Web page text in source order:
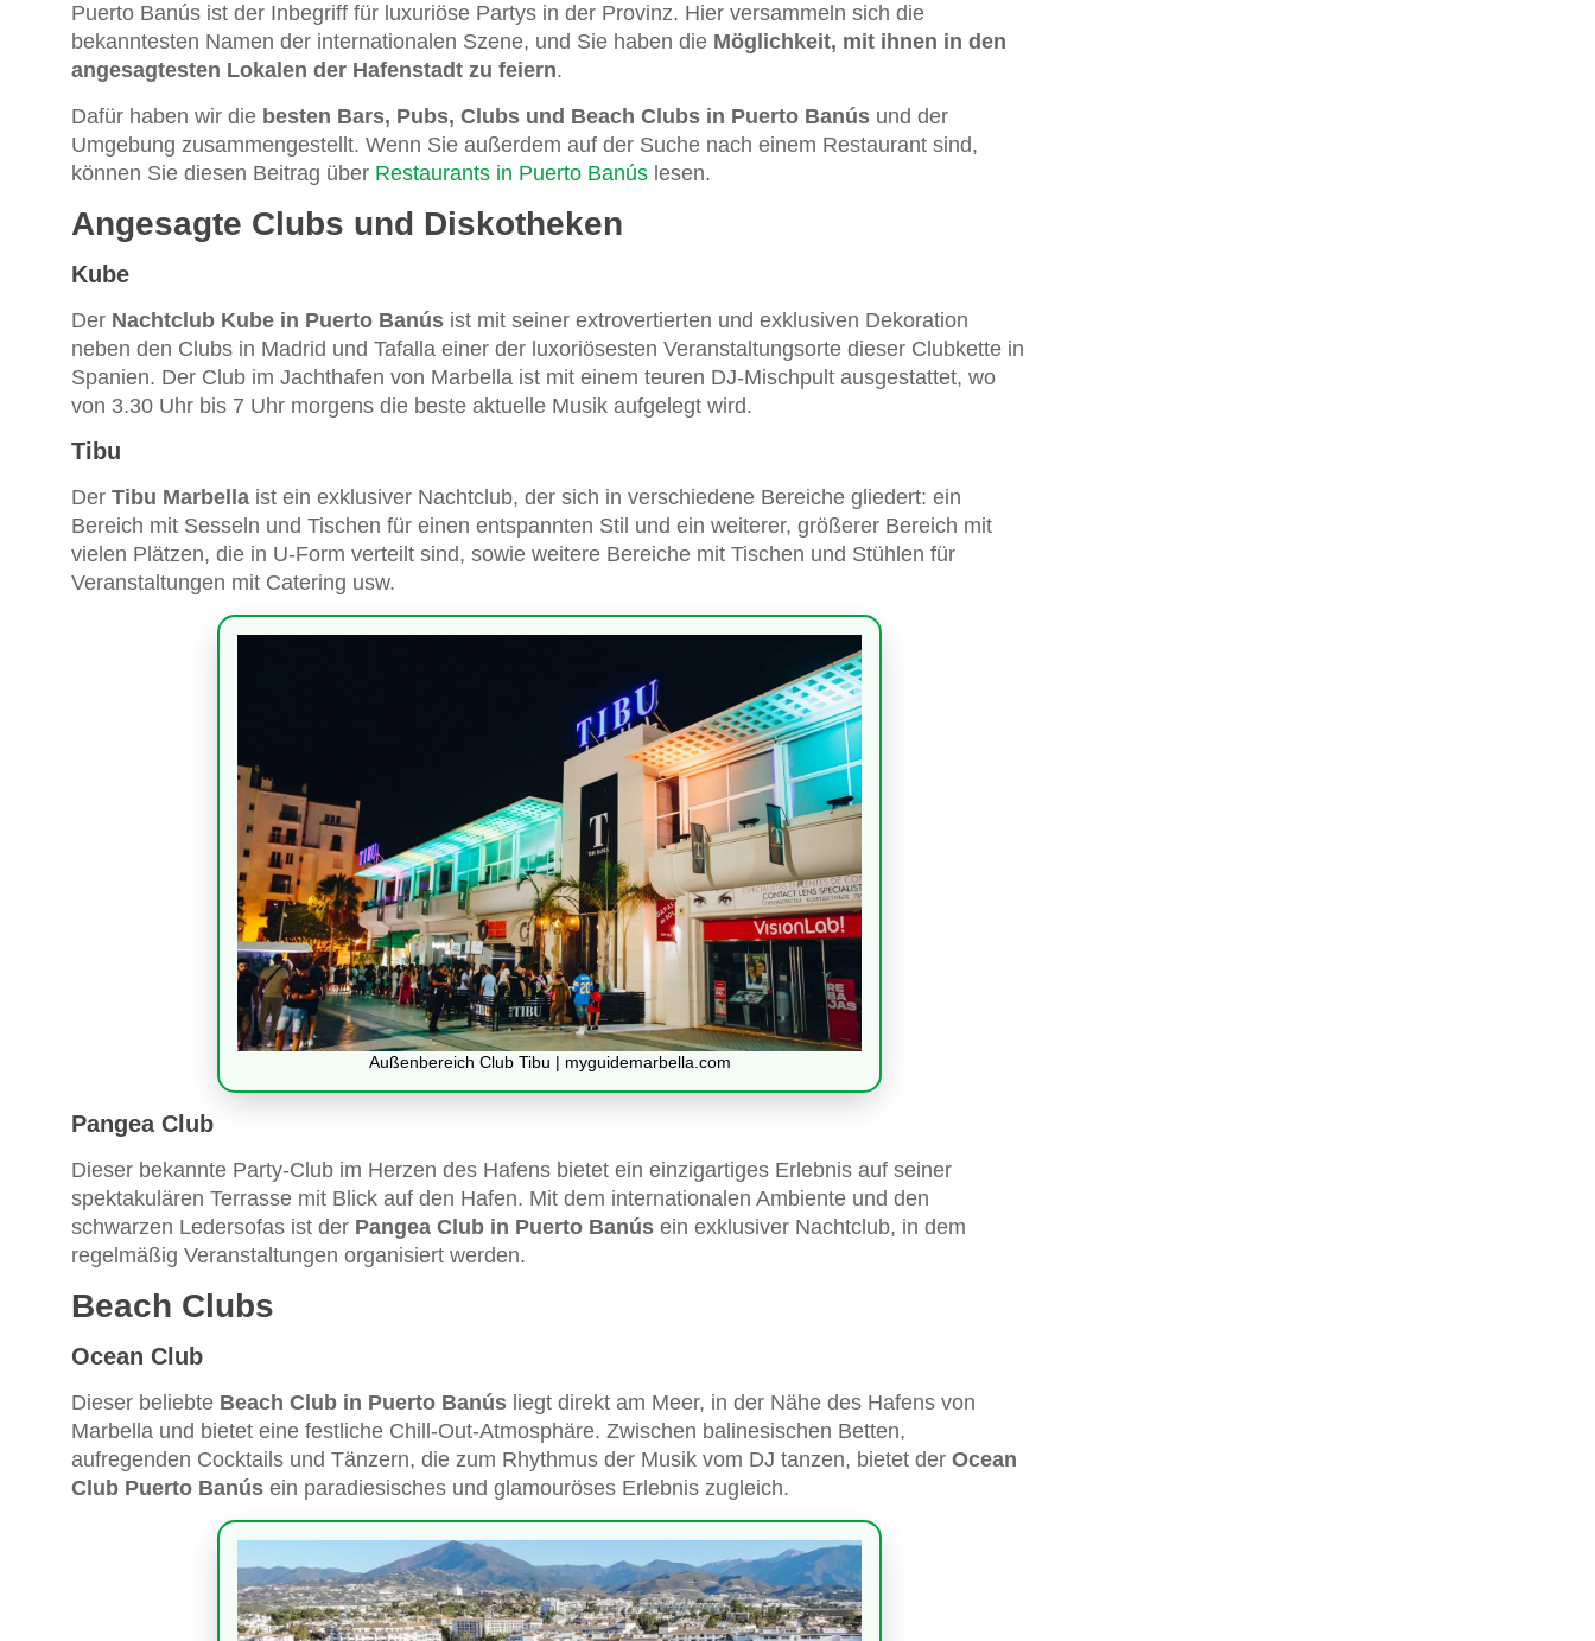
Puerto Banús ist der Inbegriff für luxuriöse Partys in der Provinz. Hier versammeln sich die
bekanntesten Namen der internationalen Szene, und Sie haben die Möglichkeit, mit ihnen in den
angesagtesten Lokalen der Hafenstadt zu feiern.
Dafür haben wir die besten Bars, Pubs, Clubs und Beach Clubs in Puerto Banús und der
Umgebung zusammengestellt. Wenn Sie außerdem auf der Suche nach einem Restaurant sind,
können Sie diesen Beitrag über Restaurants in Puerto Banús lesen.
Angesagte Clubs und Diskotheken
Kube
Der Nachtclub Kube in Puerto Banús ist mit seiner extrovertierten und exklusiven Dekoration
neben den Clubs in Madrid und Tafalla einer der luxoriösesten Veranstaltungsorte dieser Clubkette in
Spanien. Der Club im Jachthafen von Marbella ist mit einem teuren DJ-Mischpult ausgestattet, wo
von 3.30 Uhr bis 7 Uhr morgens die beste aktuelle Musik aufgelegt wird.
Tibu
Der Tibu Marbella ist ein exklusiver Nachtclub, der sich in verschiedene Bereiche gliedert: ein
Bereich mit Sesseln und Tischen für einen entspannten Stil und ein weiterer, größerer Bereich mit
vielen Plätzen, die in U-Form verteilt sind, sowie weitere Bereiche mit Tischen und Stühlen für
Veranstaltungen mit Catering usw.
Außenbereich Club Tibu | myguidemarbella.com
Pangea Club
Dieser bekannte Party-Club im Herzen des Hafens bietet ein einzigartiges Erlebnis auf seiner
spektakulären Terrasse mit Blick auf den Hafen. Mit dem internationalen Ambiente und den
schwarzen Ledersofas ist der Pangea Club in Puerto Banús ein exklusiver Nachtclub, in dem
regelmäßig Veranstaltungen organisiert werden.
Beach Clubs
Ocean Club
Dieser beliebte Beach Club in Puerto Banús liegt direkt am Meer, in der Nähe des Hafens von
Marbella und bietet eine festliche Chill-Out-Atmosphäre. Zwischen balinesischen Betten,
aufregenden Cocktails und Tänzern, die zum Rhythmus der Musik vom DJ tanzen, bietet der Ocean
Club Puerto Banús ein paradiesisches und glamouröses Erlebnis zugleich.